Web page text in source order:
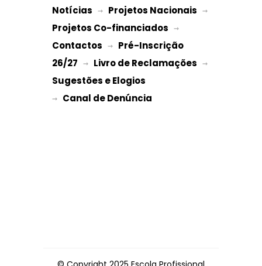
Notícias → Projetos Nacionais
Projetos Co-financiados
Contactos → Pré-Inscrição
26/27 → Livro de Reclamações
Sugestões e Elogios
→